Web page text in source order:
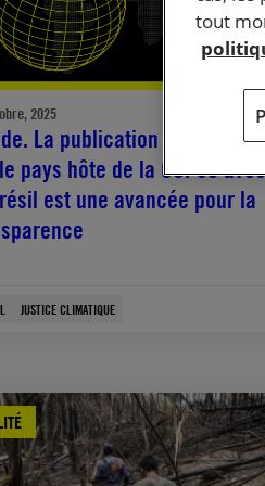
2025
La publication de l’accord
pays hôte de la COP30 avec
est une avancée pour la
JUSTICE CLIMATIQUE
tout